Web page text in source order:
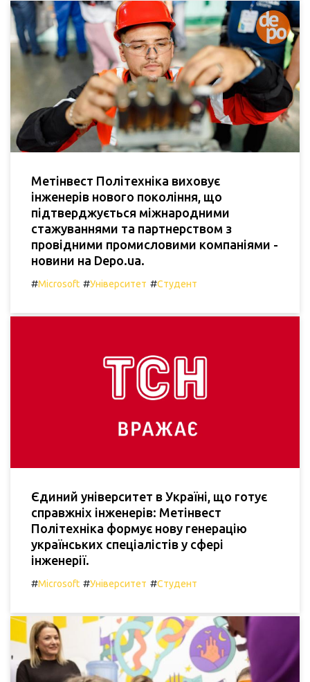
Метінвест Політехніка виховує
інженерів нового покоління, що
підтверджується міжнародними
стажуваннями та партнерством з
провідними промисловими компаніями -
новини на Depo.ua.
#Microsoft #Університет #Студент
Єдиний університет в Україні, що готує
справжніх інженерів: Метінвест
Політехніка формує нову генерацію
українських спеціалістів у сфері
інженерії.
#Microsoft #Університет #Студент